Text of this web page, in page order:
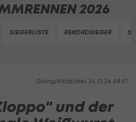
2026
SIEGERLISTE REKORDSIEGER
Going/Kitzbühel, 24.01.26 08:57
und der